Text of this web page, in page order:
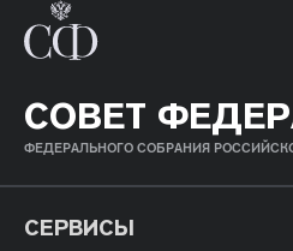
СОВЕТ
ФЕДЕРАЛЬНОГО СОБРАНИЯ
СЕРВИСЫ